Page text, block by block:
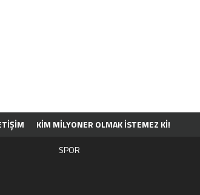
KIM MILYONER OLMAK İSTEMEZ KI!
SPOR